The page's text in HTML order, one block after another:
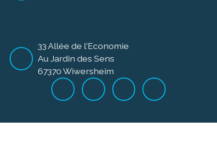
33 Allée de l'Economie
Au Jardin des Sens
67370 Wiwersheim